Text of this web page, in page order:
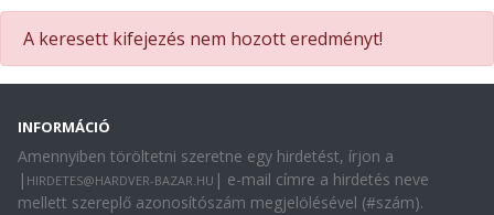
A keresett kifejezés nem hozott eredményt!
INFORMÁCIÓ
Amennyiben töröltetni szeretne egy hirdetést, írjon a
| HIRDETES@HARDVER-BAZAR.HU | e-mail címre a hirdetés neve
mellett szereplő azonosítószám megjelölésével (#szám).